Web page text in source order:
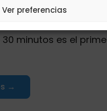
Ver preferencias
minutos es el
→